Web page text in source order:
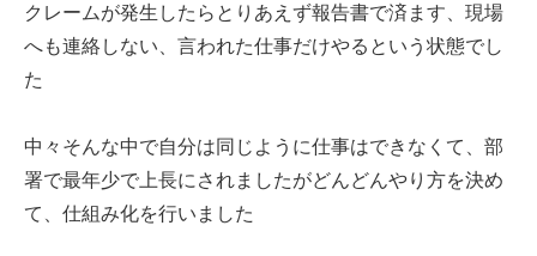
クレームが発生したらとりあえず報告書で済ます、現場
へも連絡しない、言われた仕事だけやるという状態でし
た
中々そんな中で自分は同じように仕事はできなくて、部
署で最年少で上長にされましたがどんどんやり方を決め
て、仕組み化を行いました